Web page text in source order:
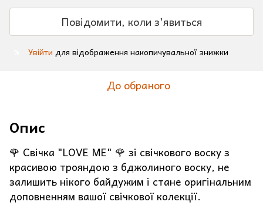
Повідомити, коли з'явиться
Увійти для відображення накопичувальної знижки
До обраного
Опис
🌹 Свічка "LOVE ME" 🌹 зі свічкового воску з
красивою трояндою з бджолиного воску, не
залишить нікого байдужим і стане оригінальним
доповненням вашої свічкової колекції.